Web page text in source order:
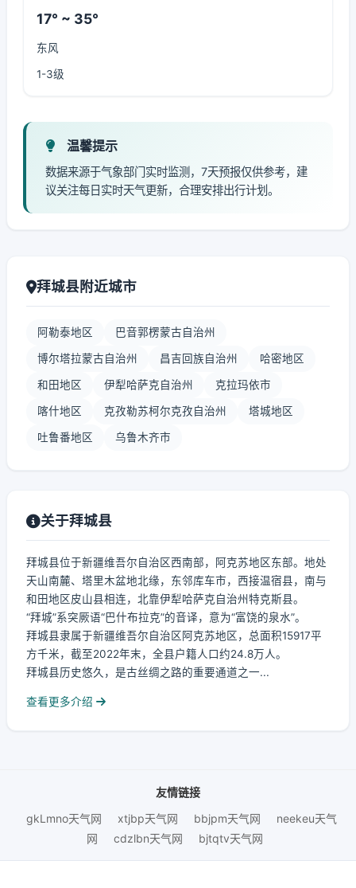
17° ~ 35°
东风
1-3级
温馨提示
数据来源于气象部门实时监测，7天预报仅供参考，建
议关注每日实时天气更新，合理安排出行计划。
拜城县附近城市
阿勒泰地区 巴音郭楞蒙古自治州
博尔塔拉蒙古自治州 昌吉回族自治州 哈密地区
和田地区 伊犁哈萨克自治州 克拉玛依市
喀什地区 克孜勒苏柯尔克孜自治州 塔城地区
吐鲁番地区 乌鲁木齐市
关于拜城县
拜城县位于新疆维吾尔自治区西南部，阿克苏地区东部。地处
天山南麓、塔里木盆地北缘，东邻库车市，西接温宿县，南与
和田地区皮山县相连，北靠伊犁哈萨克自治州特克斯县。
“拜城”系突厥语“巴什布拉克”的音译，意为“富饶的泉水”。
拜城县隶属于新疆维吾尔自治区阿克苏地区，总面积15917平
方千米，截至2022年末，全县户籍人口约24.8万人。
拜城县历史悠久，是古丝绸之路的重要通道之一...
查看更多介绍
友情链接
gkLmno天气网
xtjbp天气网 bbjpm天气网
neekeu天气
网
cdzlbn天气网 bjtqtv天气网